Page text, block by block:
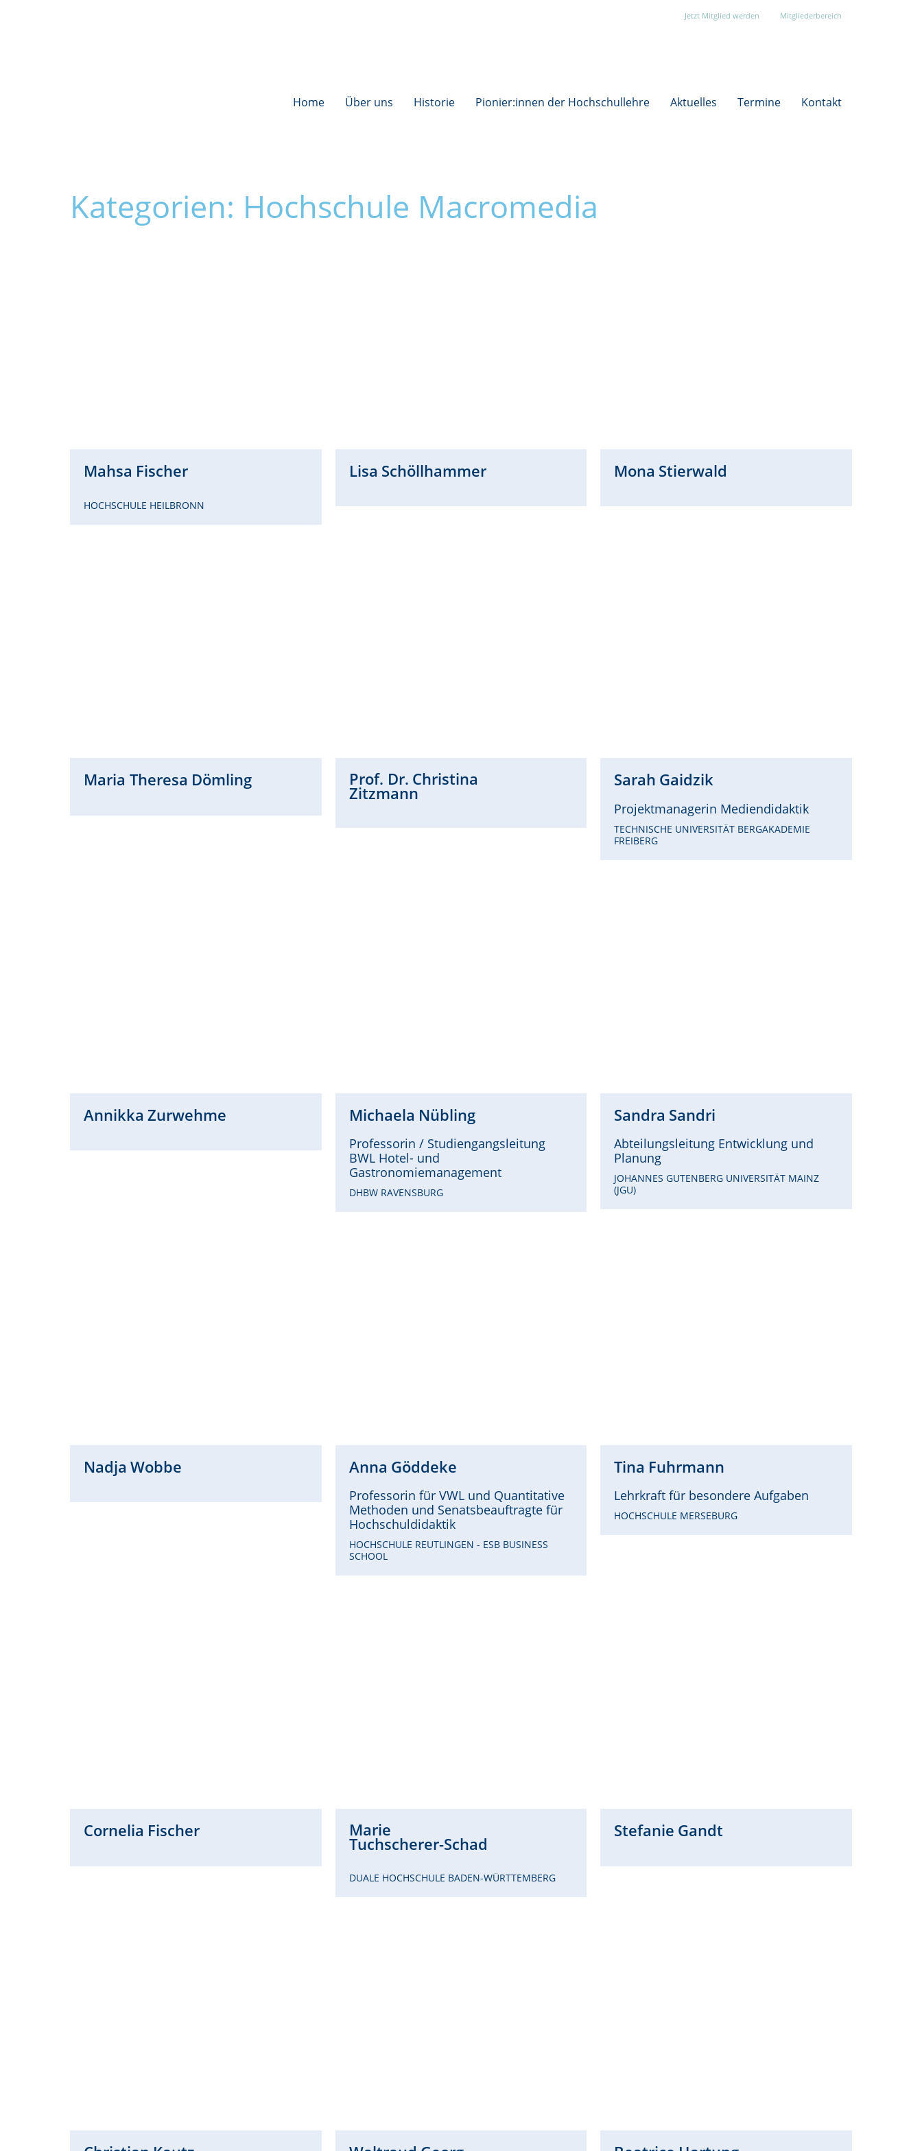
Jetzt Mitglied werden Mitgliederbereich
Home Über uns Historie Pionier:innen der Hochschullehre Aktuelles Termine Kontakt
Kategorien: Hochschule Macromedia
Mahsa Fischer
HOCHSCHULE HEILBRONN
Lisa Schöllhammer Mona Stierwald
Maria Theresa Dömling Prof. Dr. Christina
Zitzmann
Sarah Gaidzik
Projektmanagerin Mediendidaktik
TECHNISCHE UNIVERSITÄT BERGAKADEMIE
FREIBERG
Annikka Zurwehme Michaela Nübling
Professorin / Studiengangsleitung
BWL Hotel- und
Gastronomiemanagement
DHBW RAVENSBURG
Sandra Sandri
Abteilungsleitung Entwicklung und
Planung
JOHANNES GUTENBERG UNIVERSITÄT MAINZ
(JGU)
Nadja Wobbe Anna Göddeke
Professorin für VWL und Quantitative
Methoden und Senatsbeauftragte für
Hochschuldidaktik
HOCHSCHULE REUTLINGEN - ESB BUSINESS
SCHOOL
Tina Fuhrmann
Lehrkraft für besondere Aufgaben
HOCHSCHULE MERSEBURG
Cornelia Fischer Marie
Tuchscherer-Schad
DUALE HOCHSCHULE BADEN-WÜRTTEMBERG
Stefanie Gandt